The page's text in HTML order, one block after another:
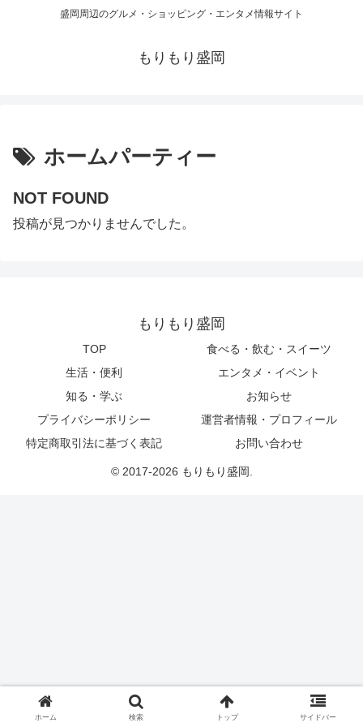
盛岡周辺のグルメ・ショッピング・エンタメ情報サイト
もりもり盛岡
ホームパーティー
NOT FOUND
投稿が見つかりませんでした。
もりもり盛岡
TOP
食べる・飲む・スイーツ
生活・便利
エンタメ・イベント
知る・学ぶ
お知らせ
プライバシーポリシー
運営者情報・プロフィール
特定商取引法に基づく表記
お問い合わせ
© 2017-2026 もりもり盛岡.
ホーム 検索 トップ サイドバー